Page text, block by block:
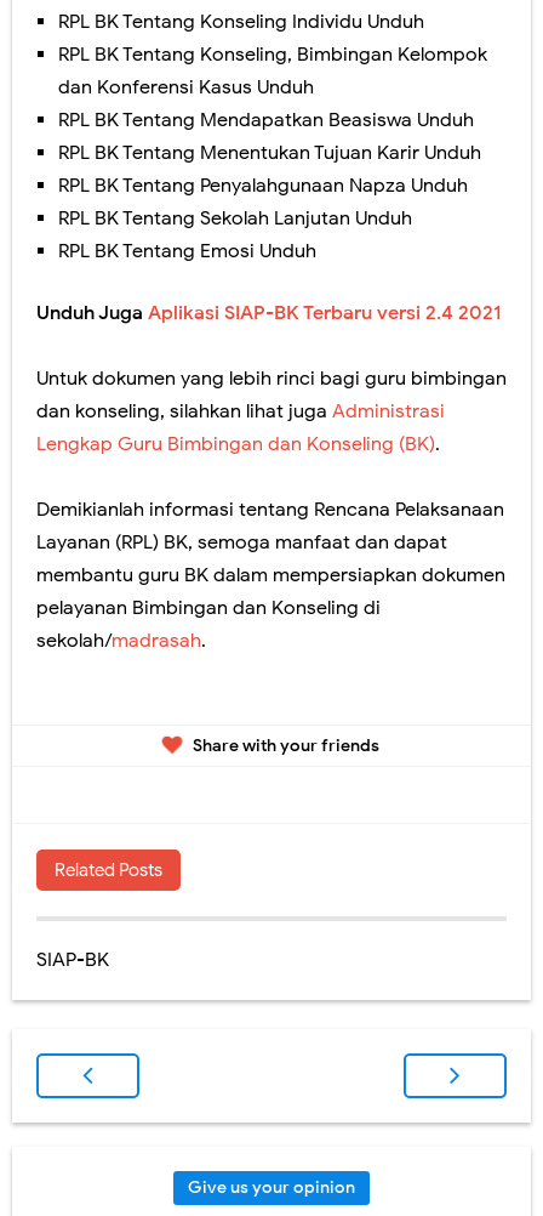
RPL BK Tentang Konseling Individu Unduh
RPL BK Tentang Konseling, Bimbingan Kelompok
dan Konferensi Kasus Unduh
RPL BK Tentang Mendapatkan Beasiswa Unduh
RPL BK Tentang Menentukan Tujuan Karir Unduh
RPL BK Tentang Penyalahgunaan Napza Unduh
RPL BK Tentang Sekolah Lanjutan Unduh
RPL BK Tentang Emosi Unduh
Unduh Juga Aplikasi SIAP-BK Terbaru versi 2.4 2021
Untuk dokumen yang lebih rinci bagi guru bimbingan
dan konseling, silahkan lihat juga Administrasi
Lengkap Guru Bimbingan dan Konseling (BK).
Demikianlah informasi tentang Rencana Pelaksanaan
Layanan (RPL) BK, semoga manfaat dan dapat
membantu guru BK dalam mempersiapkan dokumen
pelayanan Bimbingan dan Konseling di
sekolah/madrasah.
Share with your friends
Related Posts
SIAP-BK
Give us your opinion